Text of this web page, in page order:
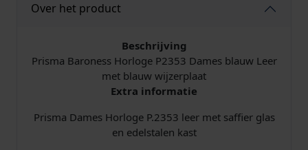
m
B
a
n
Over het product
Beschrijving
Prisma Baroness Horloge P2353 Dames blauw Leer
met blauw wijzerplaat
Extra informatie
Prisma Dames Horloge P.2353 leer met saffier glas
en edelstalen kast